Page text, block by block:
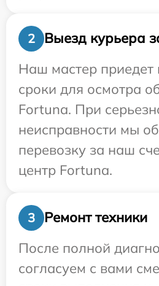
2
Выезд курьера
Наш мастер приедет
сроки для осмотра
Fortuna. При
неисправности мы
перевозку за наш
центр Fortuna.
3
Ремонт техники
После полной
согласуем с вами